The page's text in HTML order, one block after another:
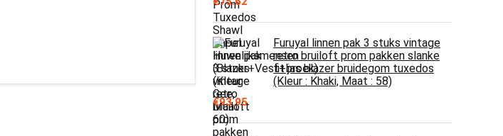
Furuyal linnen pak 3 stuks vintage
retro bruiloft prom pakken slanke
fit jas blazer bruidegom tuxedos
(Kleur : Khaki, Maat : 58)
€93.95